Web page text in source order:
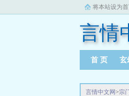
将本站设为
言情
首 页 玄
言情中文网>宗